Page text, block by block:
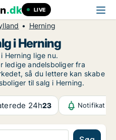
.dk LIVE
Herning
i Herning
Herning lige nu.
ledige andelsboliger fra
så du lettere kan skabe
til salg i Herning.
24h23